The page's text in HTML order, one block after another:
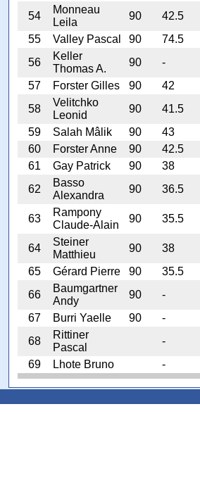
54
Monneau
Leila
90 42.5
55
Valley Pascal 90 74.5
56
Keller
Thomas A.
90 -
57
Forster Gilles 90 42
58
Velitchko
Leonid
90 41.5
59
Salah Mâlik 90 43
60
Forster Anne 90 42.5
61
Gay Patrick 90 38
62
Basso
Alexandra
90 36.5
63
Rampony
Claude-Alain
90 35.5
64
Steiner
Matthieu
90 38
65
Gérard Pierre 90 35.5
66
Baumgartner
Andy
90 -
67
Burri Yaelle 90 -
68
Rittiner
Pascal
-
69
Lhote Bruno -